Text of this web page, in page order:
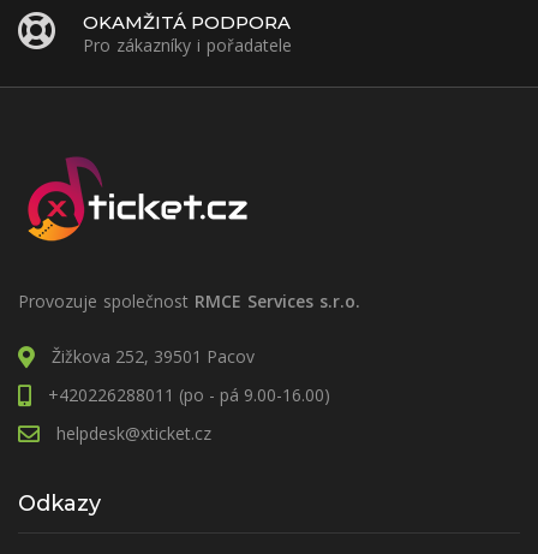
OKAMŽITÁ PODPORA
Pro zákazníky i pořadatele
Provozuje společnost RMCE Services s.r.o.
Žižkova 252, 39501 Pacov
+420226288011 (po - pá 9.00-16.00)
helpdesk@xticket.cz
Odkazy